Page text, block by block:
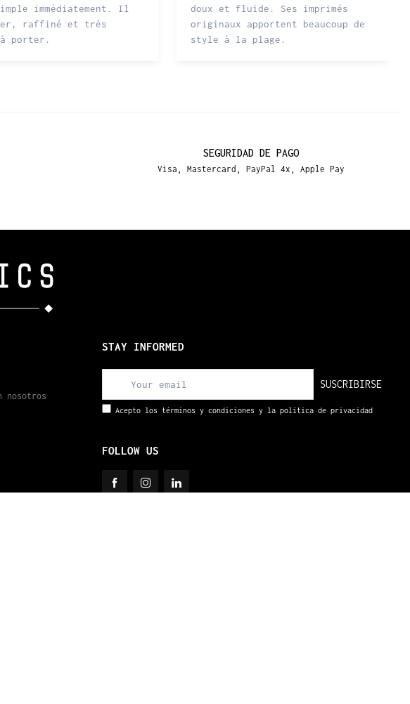
immédiatement. Il
raffiné et très
porter.
doux et fluide. Ses imprimés
originaux apportent beaucoup de
style à la plage.
SEGURIDAD DE PAGO
Visa, Mastercard, PayPal 4x, Apple Pay
nosotros
STAY INFORMED
SUSCRIBIRSE
Acepto los términos y condiciones y la política de privacidad
FOLLOW US